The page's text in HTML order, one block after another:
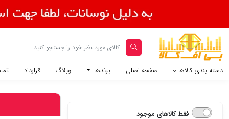
دسته بندی کالاها صفحه اصلی برندها وبلاگ قرارداد
فقط کالاهای موجود